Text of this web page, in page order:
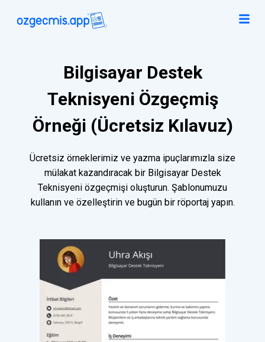
Bilgisayar Destek
Teknisyeni Özgeçmiş
Örneği (Ücretsiz Kılavuz)
Ücretsiz örneklerimiz ve yazma ipuçlarımızla size
mülakat kazandıracak bir Bilgisayar Destek
Teknisyeni özgeçmişi oluşturun. Şablonumuzu
kullanın ve özelleştirin ve bugün bir röportaj yapın.